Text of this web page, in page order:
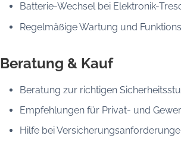
Batterie-Wechsel bei Elektronik-
Regelmäßige Wartung und
Beratung & Kauf
Beratung zur richtigen
Empfehlungen für Privat- und
Hilfe bei